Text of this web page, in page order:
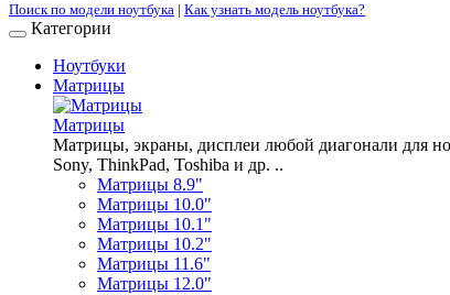
Поиск по модели ноутбука | Как узнать модель ноутбука?
Категории
Ноутбуки
Матрицы
Матрицы
Матрицы, экраны, дисплеи любой диагонали для
Sony, ThinkPad, Toshiba и др. ..
Матрицы 8.9"
Матрицы 10.0"
Матрицы 10.1"
Матрицы 10.2"
Матрицы 11.6"
Матрицы 12.0"